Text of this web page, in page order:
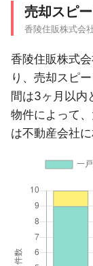
売却スピ
香陵住販株式会
香陵住販株式
り、売却スピ
間は3ヶ月以内
物件によって
は不動産会社に